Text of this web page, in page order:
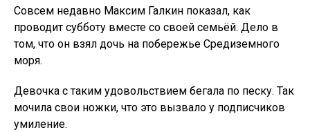
Совсем недавно Максим Галкин показал, как
проводит субботу вместе со своей семьёй. Дело в
том, что он взял дочь на побережье Средиземного
моря.
Девочка с таким удовольствием бегала по песку. Так
мочила свои ножки, что это вызвало у подписчиков
умиление.